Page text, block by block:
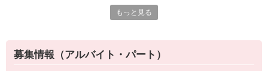
将来を考えている方は必見です。
与兵衛、オリーブの丘、焼肉いちばんなどを経営しているゼンシ
ョーグループ！
その中のひとつ『すき家』でお仕事しませんか？
あなたの笑顔で！
すばやく提供！
もっと見る
募集情報（アルバイト・パート）